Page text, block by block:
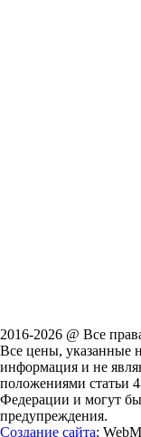
2016-2026 @ Все
Все цены, указанные
информация и не
положениями статьи
Федерации и могут
предупреждения.
Создание сайта: